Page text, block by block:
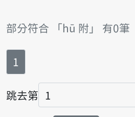
部分符合 「hū 附」 有0筆
第
1
跳去第
頁碼